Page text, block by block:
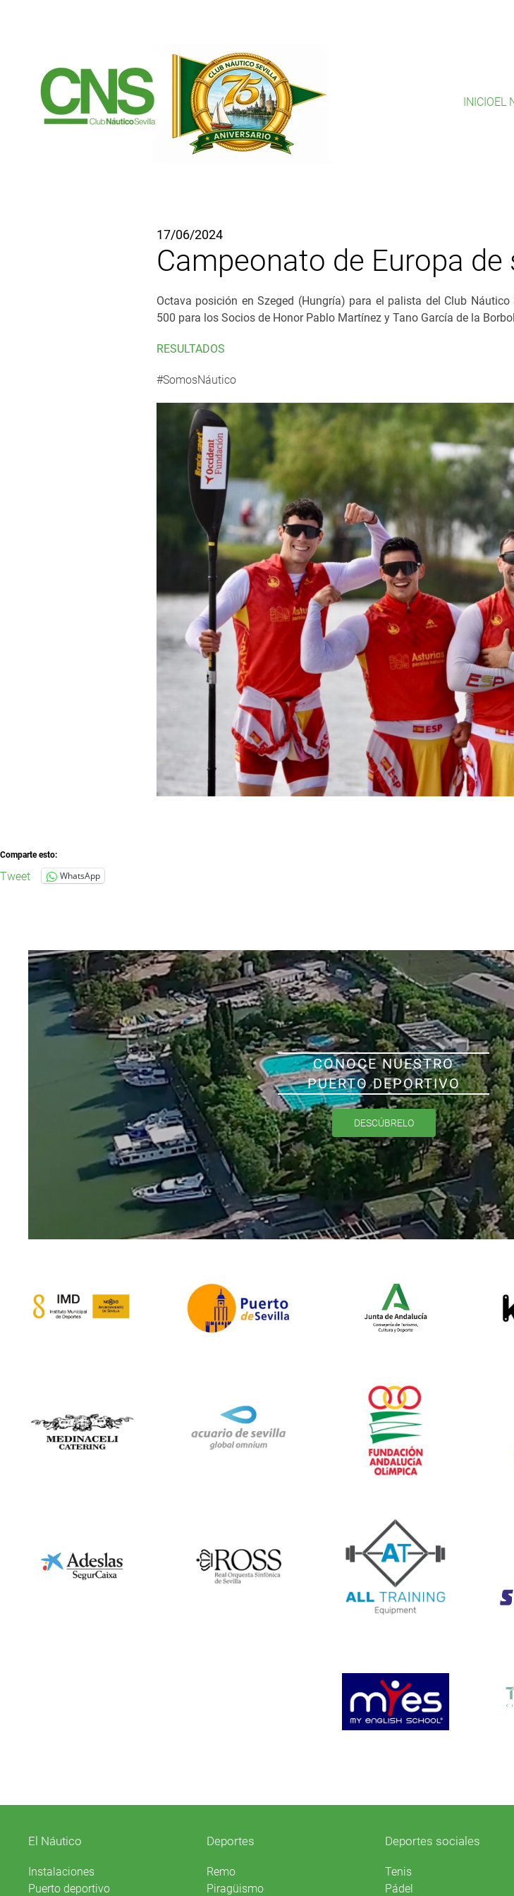
INICIOEL
17/06/2024
Campeonato de Europa
Octava posición en Szeged (Hungría) para el palista del Club
500 para los Socios de Honor Pablo Martínez y Tano García de la
RESULTADOS
#SomosNáutico
Comparte esto:
Tweet WhatsApp
CONOCE NUESTRO
PUERTO DEPORTIVO
DESCÚBRELO
El Náutico
Instalaciones
Puerto deportivo
Deportes
Remo
Piragüismo
Deportes sociales
Tenis
Pádel